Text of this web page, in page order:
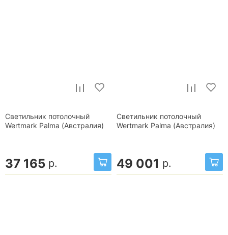
Светильник потолочный
Wertmark Palma (Австралия)
37 165 р.
Светильник потолочный
Wertmark Palma (Австралия)
49 001 р.